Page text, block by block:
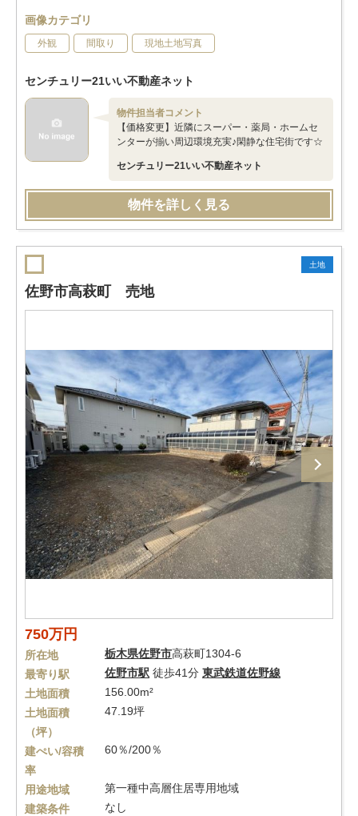
画像カテゴリ
外観 間取り 現地土地写真
センチュリー21いい不動産ネット
物件担当者コメント
【価格変更】近隣にスーパー・薬局・ホームセ
ンターが揃い周辺環境充実♪閑静な住宅街です☆
センチュリー21いい不動産ネット
物件を詳しく見る
土地
佐野市高萩町 売地
750万円
所在地 栃木県佐野市高萩町1304-6
最寄り駅
佐野市駅 徒歩41分 東武鉄道佐野線
土地面積
156.00m²
土地面積
（坪）
47.19坪
建ぺい/容積
率
60％/200％
用途地域
第一種中高層住居専用地域
建築条件
なし